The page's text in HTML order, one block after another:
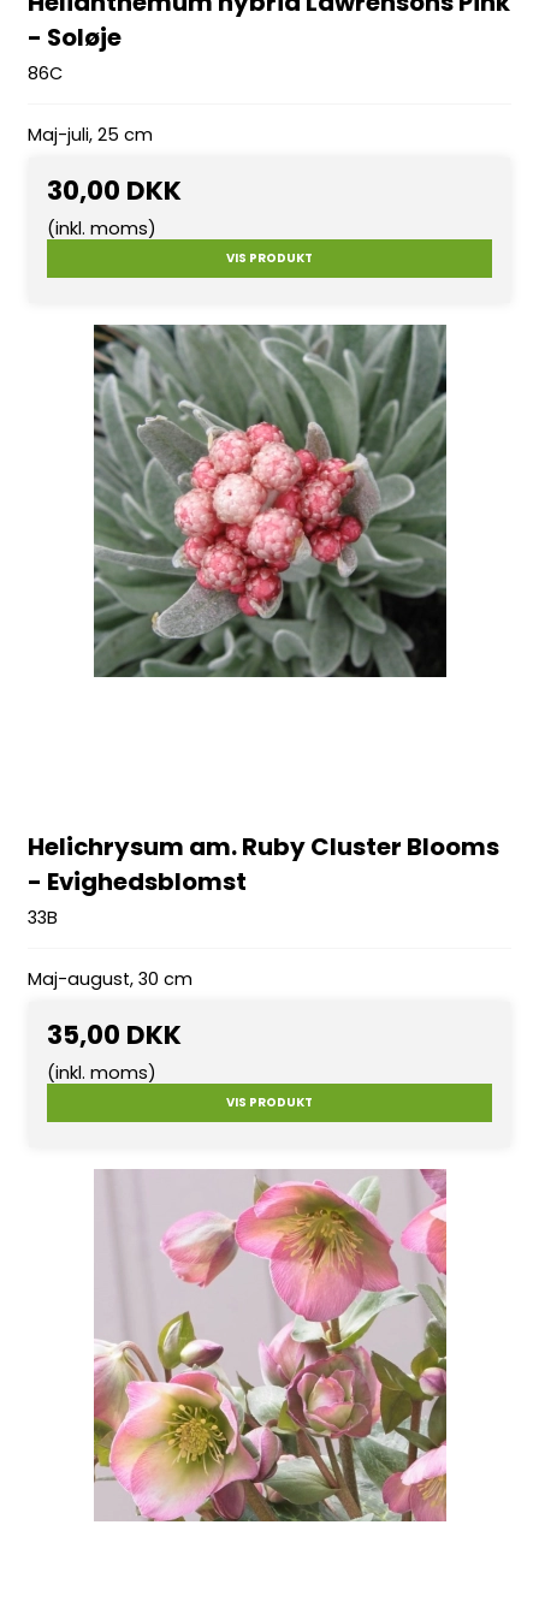
- Soløje
86C
Maj-juli, 25 cm
30,00 DKK
(inkl. moms)
VIS PRODUKT
Helichrysum am. Ruby Cluster Blooms
- Evighedsblomst
33B
Maj-august, 30 cm
35,00 DKK
(inkl. moms)
VIS PRODUKT